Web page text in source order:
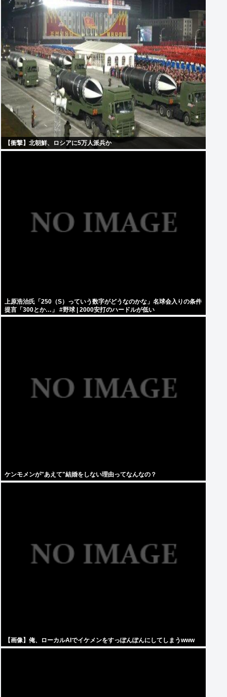
【衝撃】北朝鮮、ロシアに5万人派兵か
上原浩治氏「250（S）っていう数字がどうなのかな」名球会入りの条件
提言「300とか…」 #野球 | 2000安打のハードルが低い
ケンモメンが"あえて"結婚をしない理由ってなんなの？
【画像】俺、ローカルAIでイケメンをすっぽんぽんにしてしまうwww